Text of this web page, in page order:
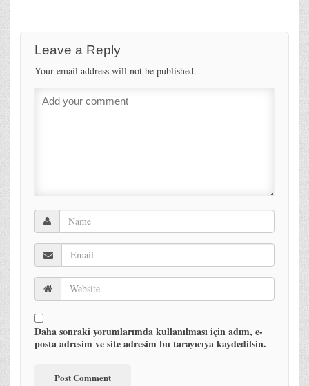
Leave a Reply
Your email address will not be published.
Daha sonraki yorumlarımda kullanılması için adım, e-
posta adresim ve site adresim bu tarayıcıya kaydedilsin.